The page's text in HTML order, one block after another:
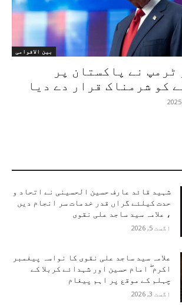
بین الاقوامی
ٹرمپ نے پاکستان پر
کو شرمناک قرار دے دیا
شہید قائد عارف حسین الحسینی نے اتحاد و
حدت کیلئے گراں قدر خدمات سر انجام دیں
، علامہ سید ساجد علی نقوی
اگست 5, 2026
علامہ سید ساجد علی نقوی کا نواسہ پیغمبر
اکرم ۖ امام حسین اور شہدائے کربلا کے
چہلم کے موقع پر اہم پیغام
اگست 3, 2026